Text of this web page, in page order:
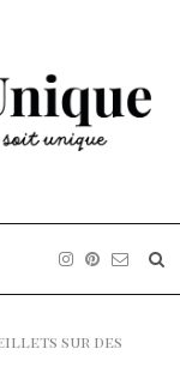
sur des